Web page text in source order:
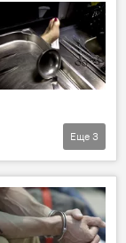
Еще 3